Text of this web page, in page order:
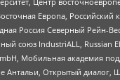
Европа,
Россия Северный Рейн-
союз IndustriALL,
Мобильная академия
Антальи, Открытый